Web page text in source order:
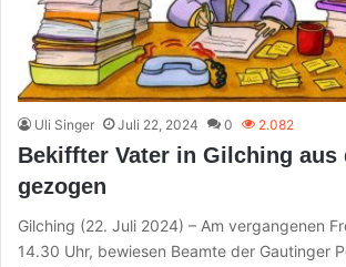
Uli Singer Juli 22, 2024 0 2.082
Bekiffter Vater in Gilching aus
gezogen
Gilching (22. Juli 2024) – Am vergangenen
14.30 Uhr, bewiesen Beamte der Gautinger